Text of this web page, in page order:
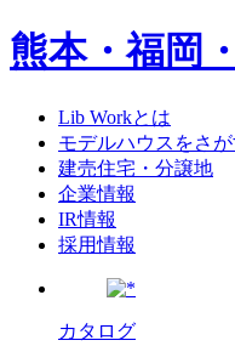
熊本・福岡
Lib Workとは
モデルハウスをさが
建売住宅・分譲地
企業情報
IR情報
採用情報
カタログ